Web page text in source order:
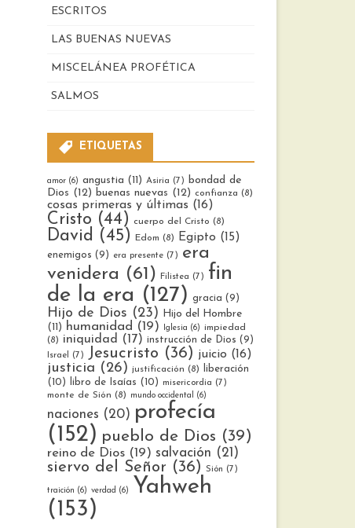
ESCRITOS
LAS BUENAS NUEVAS
MISCELÁNEA PROFÉTICA
SALMOS
ETIQUETAS
amor(6) angustia (11) Asiria (7) bondad de
Dios (12) buenas nuevas (12) confianza (8)
cosas primeras y últimas (16)
Cristo (44) cuerpo del Cristo (8)
David (45) Edom (8) Egipto (15)
enemigos (9) era presente(7) era
venidera (61) Filistea (7) fin
de la era (127) gracia (9)
Hijo de Dios (23)
Hijo del Hombre
(11)
humanidad (19) Iglesia (6) impiedad
(8) iniquidad (17) instrucción de Dios (9)
Israel (7) Jesucristo (36) juicio (16)
justicia (26) justificación (8)
liberación
(10)
libro de Isaías (10) misericordia (7)
monte de Sión (8) mundo occidental (6)
naciones (20) profecía
(152) pueblo de Dios (39)
reino de Dios(19) salvación (21)
siervo del Señor (36) Sión (7)
traición (6) verdad (6)
Yahweh
(153)